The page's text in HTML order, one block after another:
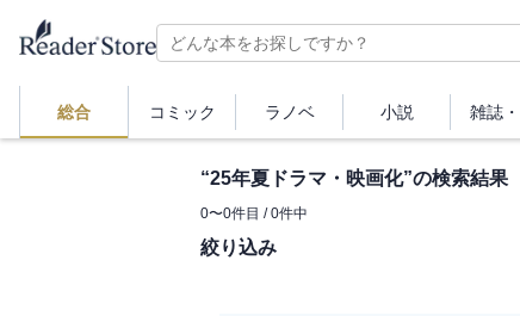
総合 コミック ラノベ 小説 雑誌・
“25年夏ドラマ・映画化”の検索結果
0〜0件目 / 0件中
絞り込み